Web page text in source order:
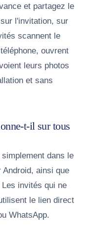
et partagez le
l'invitation, sur
scannent le
ouvrent
leurs photos
et sans
t-il sur tous
dans le
Android, ainsi que
invités qui ne
le lien direct
WhatsApp.